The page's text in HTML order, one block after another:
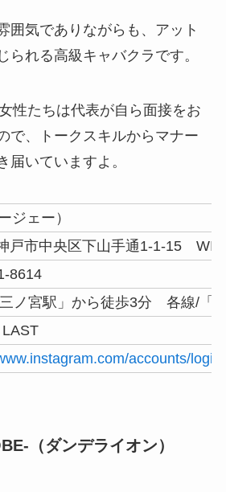
囲気でありながらも、アット
られる高級キャバクラです。
性たちは代表が自ら面接をお
で、トークスキルからマナー
届いていますよ。
ジェー）
戸市中央区下山手通1-1-15 WIZ
8614
三ノ宮駅」から徒歩3分 各線/「
accounts/
（ダンデライオン）